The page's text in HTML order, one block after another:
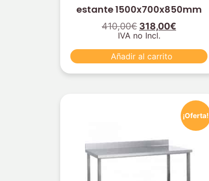
estante 1500x700x850mm
410,00€ 318,00€
IVA no Incl.
Añadir al carrito
¡Oferta!